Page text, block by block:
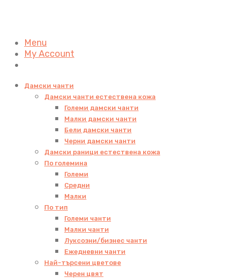
Menu
My Account
Дамски чанти
Дамски чанти естествена кожа
Големи дамски чанти
Малки дамски чанти
Бели дамски чанти
Черни дамски чанти
Дамски раници естествена кожа
По големина
Големи
Средни
Малки
По тип
Големи чанти
Малки чанти
Луксозни/бизнес чанти
Ежедневни чанти
Най-търсени цветове
Черен цвят